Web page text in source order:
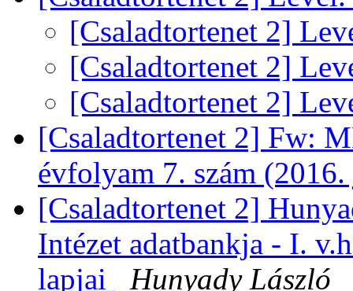
[Csaladtortenet 2]
[Csaladtortenet 2]
[Csaladtortenet 2]
[Csaladtortenet 2] Fw:
évfolyam 7. szám
[Csaladtortenet 2]
Intézet adatbankja - I.
lapjai
Hunyady László